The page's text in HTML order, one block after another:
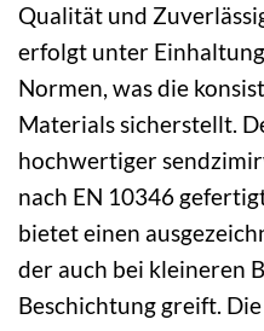
Qualität und
erfolgt unter
Normen, was die
Materials sicherstellt.
hochwertiger
nach EN 10346
bietet einen
der auch bei kleineren
Beschichtung greift.